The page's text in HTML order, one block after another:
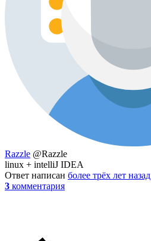
Razzle @Razzle
linux + intelliJ IDEA
Ответ написан более трёх лет назад
3 комментария